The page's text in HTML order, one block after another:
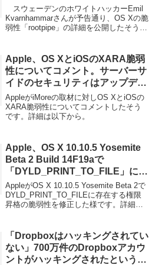
れ、2011年からOS Xに隠れてい
たバックドア APIも明らかに。
スウェーデンのホワイトハッカーEmil
Kvarnhammarさんが予告通り、OS Xの脆
弱性「rootpipe」の詳細を公開したそうで
Apple、OS XとiOSのXARA脆弱
性についてコメント。サーバーサ
イドのセキュリティはアップデー
ト済で、他の脆弱性についてはセ
キュリティ研究者と協力して対応
中。
AppleがiMoreの取材に対しOS XとiOSの
XARA脆弱性についてコメントしたそう
です。詳細は以下から。
Apple、OS X 10.10.5 Yosemite
Beta 2 Build 14F19aで
「DYLD_PRINT_TO_FILE」に存
在する権限昇格の脆弱性を修正。
AppleがOS X 10.10.5 Yosemite Beta 2で
DYLD_PRINT_TO_FILEに存在する権限
昇格の脆弱性を修正した様です。詳細は
「Dropboxはハッキングされてい
ない」700万件のDropboxアカウ
ントがハッキングされたという噂